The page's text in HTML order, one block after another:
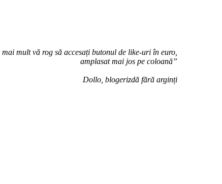
mult vă rog să accesați butonul de like-uri în euro,
amplasat mai jos pe coloană”
Dollo, blogerizdă fără arginți